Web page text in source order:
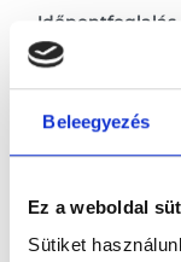
Beleegyezés
Ez a weboldal
Sütiket
Időpontfoglalás
Foglalj